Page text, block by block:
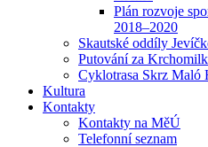
Plán rozvoje
2018–2020
Skautské oddíly
Putování za
Cyklotrasa Skrz Maló
Kultura
Kontakty
Kontakty na MěÚ
Telefonní seznam